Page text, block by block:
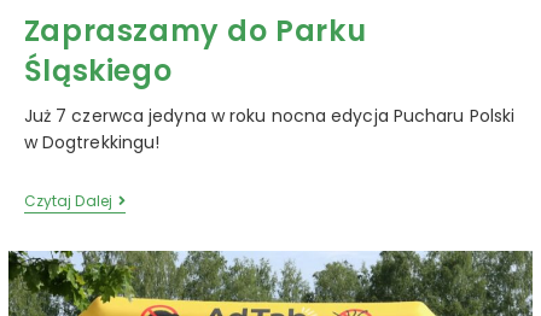
Zapraszamy do Parku
Śląskiego
Już 7 czerwca jedyna w roku nocna edycja Pucharu Polski
w Dogtrekkingu!
Czytaj Dalej